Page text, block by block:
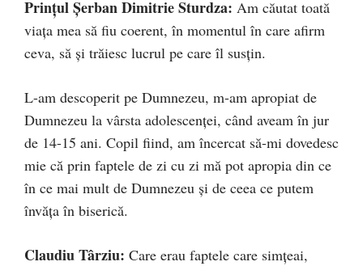
Prințul Șerban Dimitrie Sturdza: Am căutat toată
viața mea să fiu coerent, în momentul în care afirm
ceva, să și trăiesc lucrul pe care îl susțin.
L-am descoperit pe Dumnezeu, m-am apropiat de
Dumnezeu la vârsta adolescenței, când aveam în jur
de 14-15 ani. Copil fiind, am încercat să-mi dovedesc
mie că prin faptele de zi cu zi mă pot apropia din ce
în ce mai mult de Dumnezeu și de ceea ce putem
învăța în biserică.
Claudiu Târziu: Care erau faptele care simțeai,